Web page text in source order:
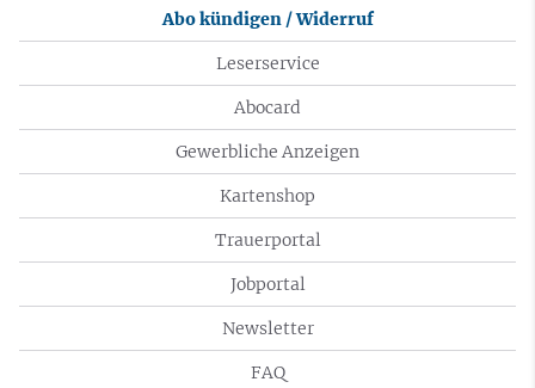
Abo kündigen / Widerruf
Leserservice
Abocard
Gewerbliche Anzeigen
Kartenshop
Trauerportal
Jobportal
Newsletter
FAQ